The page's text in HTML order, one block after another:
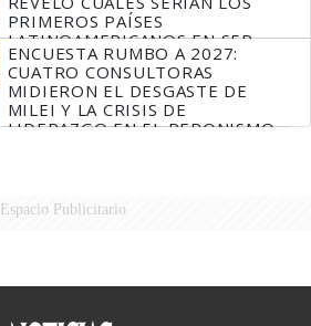
PRIMEROS PAÍSES
LATINOAMERICANOS EN SER
DERROTADOS
ENCUESTA RUMBO A 2027:
CUATRO CONSULTORAS
MIDIERON EL DESGASTE DE
MILEI Y LA CRISIS DE
LIDERAZGO EN EL PERONISMO
Espacio Publicitario